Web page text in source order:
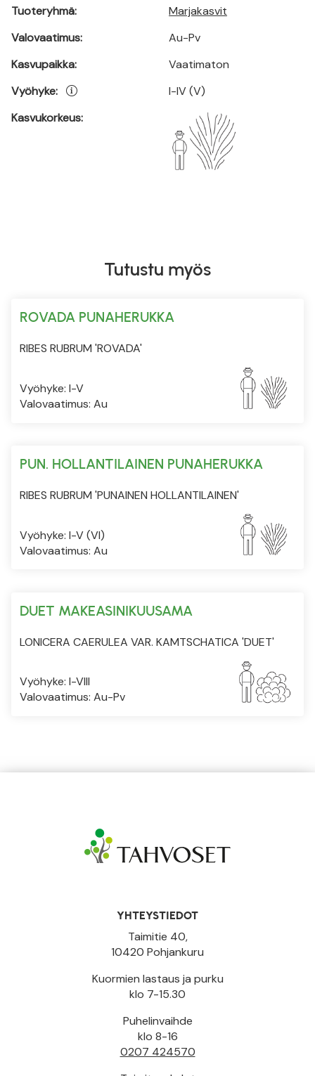
Tuoteryhmä:
Valovaatimus:
Kasvupaikka:
Vyöhyke:
Kasvukorkeus:
Marjakasvit
Au-Pv
Vaatimaton
I-IV (V)
Tutustu myös
ROVADA PUNAHERUKKA
RIBES RUBRUM 'ROVADA'
Vyöhyke: I-V
Valovaatimus: Au
PUN. HOLLANTILAINEN PUNAHERUKKA
RIBES RUBRUM 'PUNAINEN HOLLANTILAINEN'
Vyöhyke: I-V (VI)
Valovaatimus: Au
DUET MAKEASINIKUUSAMA
LONICERA CAERULEA VAR. KAMTSCHATICA 'DUET'
Vyöhyke: I-VIII
Valovaatimus: Au-Pv
YHTEYSTIEDOT
Taimitie 40,
10420 Pohjankuru
Kuormien lastaus ja purku
klo 7-15.30
Puhelinvaihde
klo 8-16
0207 424570